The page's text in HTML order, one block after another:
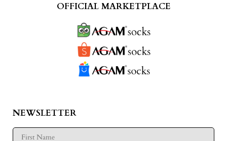
OFFICIAL MARKETPLACE
NEWSLETTER